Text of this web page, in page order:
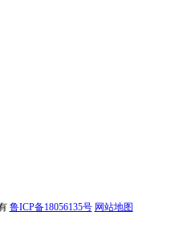
鲁ICP备18056135号 网站地图